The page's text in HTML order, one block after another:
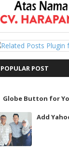
POPULAR POST
Globe Button for
Add